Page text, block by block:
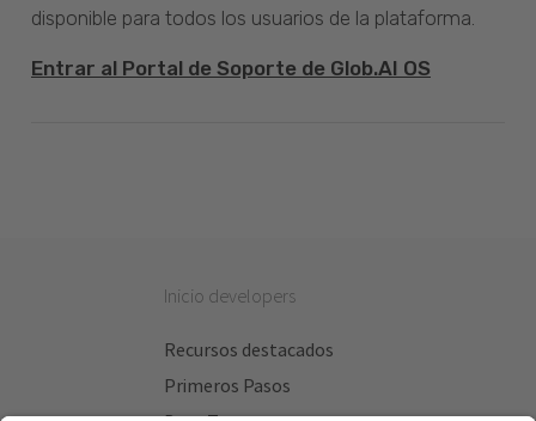
disponible para todos los usuarios de la plataforma.
Entrar al Portal de Soporte de Glob.AI OS
Inicio developers
Recursos destacados
Primeros Pasos